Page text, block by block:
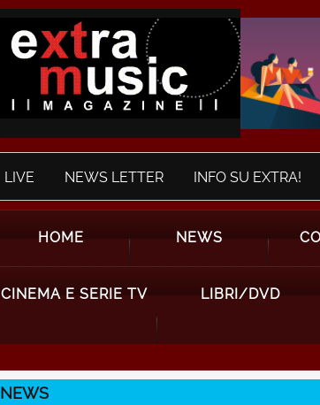
LIVE NEWS LETTER INFO SU EXTRA!
HOME NEWS
CINEMA E SERIE TV LIBRI/DVD
NEWS